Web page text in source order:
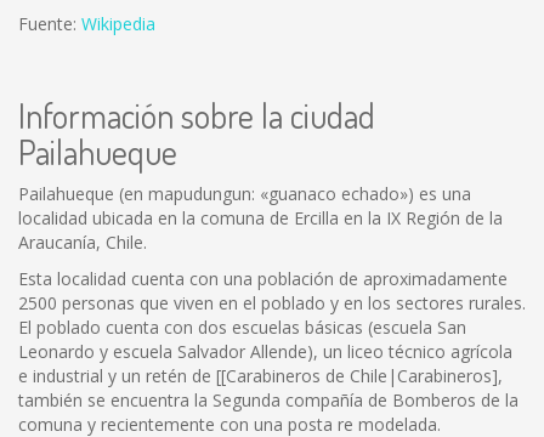
Fuente: Wikipedia
Información sobre la ciudad
Pailahueque
Pailahueque (en mapudungun: «guanaco echado») es una
localidad ubicada en la comuna de Ercilla en la IX Región de la
Araucanía, Chile.
Esta localidad cuenta con una población de aproximadamente
2500 personas que viven en el poblado y en los sectores rurales.
El poblado cuenta con dos escuelas básicas (escuela San
Leonardo y escuela Salvador Allende), un liceo técnico agrícola
e industrial y un retén de [[Carabineros de Chile|Carabineros],
también se encuentra la Segunda compañía de Bomberos de la
comuna y recientemente con una posta re modelada.